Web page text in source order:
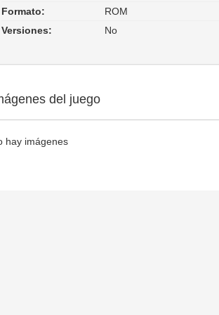
Formato:
ROM
Versiones:
No
del juego
hay imágenes